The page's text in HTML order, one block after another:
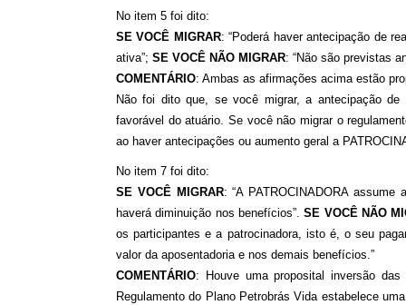
No item 5 foi dito:
SE VOCÊ MIGRAR: “Poderá haver antecipação de
ativa”; SE VOCÊ NÃO MIGRAR: “Não são previstas
COMENTÁRIO: Ambas as afirmações acima estão
Não foi dito que, se você migrar, a antecipação
favorável do atuário. Se você não migrar o
ao haver antecipações ou aumento geral a
No item 7 foi dito:
SE VOCÊ MIGRAR: “A PATROCINADORA
haverá diminuição nos benefícios”.SE VOCÊ NÃO
os participantes e a patrocinadora, isto é, o seu
valor da aposentadoria e nos demais benefícios.”
COMENTÁRIO: Houve uma proposital inversão
Regulamento do Plano Petrobrás Vida estabelece